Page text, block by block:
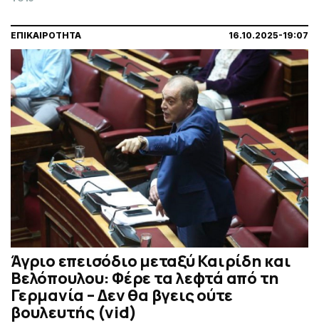
ΕΠΙΚΑΙΡΟΤΗΤΑ 16.10.2025-19:07
Άγριο επεισόδιο μεταξύ Καιρίδη και
Βελόπουλου: Φέρε τα λεφτά από τη
Γερμανία – Δεν θα βγεις ούτε
βουλευτής (vid)